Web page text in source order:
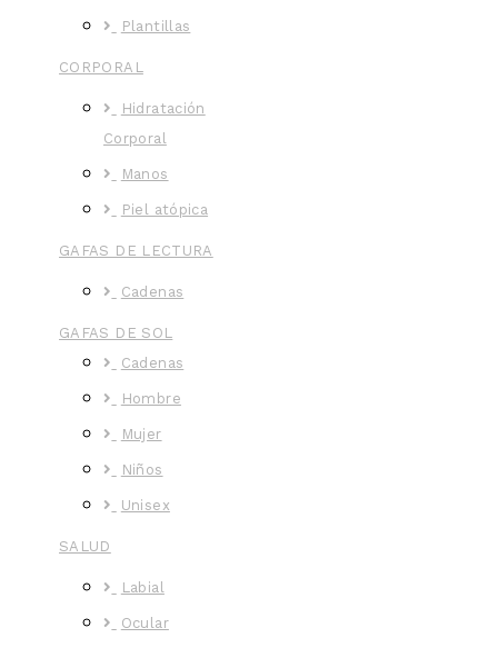
Plantillas
CORPORAL
Hidratación
Corporal
Manos
Piel atópica
GAFAS DE LECTURA
Cadenas
GAFAS DE SOL
Cadenas
Hombre
Mujer
Niños
Unisex
SALUD
Labial
Ocular